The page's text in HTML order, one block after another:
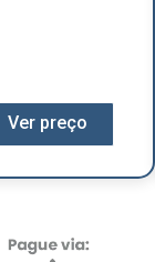
Ver preço